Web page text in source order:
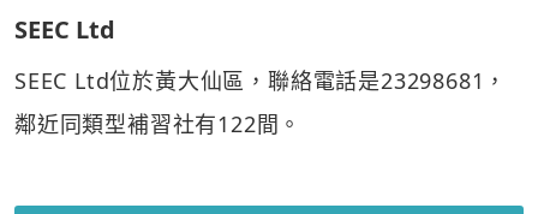
SEEC Ltd
SEEC Ltd位於黃大仙區，聯絡電話是23298681，
鄰近同類型補習社有122間。